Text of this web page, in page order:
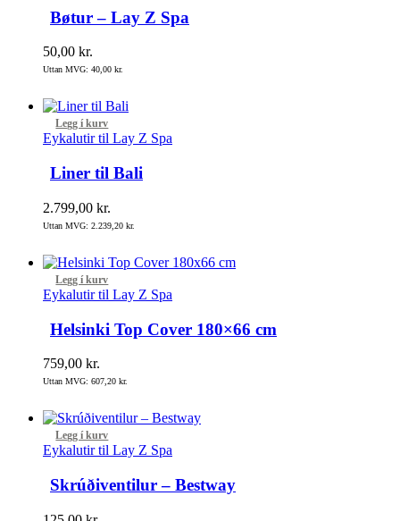
Bøtur – Lay Z Spa
50,00 kr.
Uttan MVG: 40,00 kr.
Legg í kurv
Eykalutir til Lay Z Spa
Liner til Bali
2.799,00 kr.
Uttan MVG: 2.239,20 kr.
Legg í kurv
Eykalutir til Lay Z Spa
Helsinki Top Cover 180×66 cm
759,00 kr.
Uttan MVG: 607,20 kr.
Legg í kurv
Eykalutir til Lay Z Spa
Skrúðiventilur – Bestway